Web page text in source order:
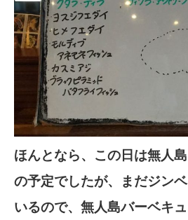
ほんとなら、この日は無人
の予定でしたが、まだジン
いるので、無人島バーベキ